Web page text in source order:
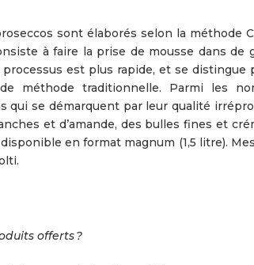
sont élaborés selon la méthode
à faire la prise de mousse dans de
est plus rapide, et se distingue
méthode traditionnelle. Parmi les
qui se démarquent par leur qualité
et d’amande, des bulles fines et
en format magnum (1,5 litre).
offerts ?